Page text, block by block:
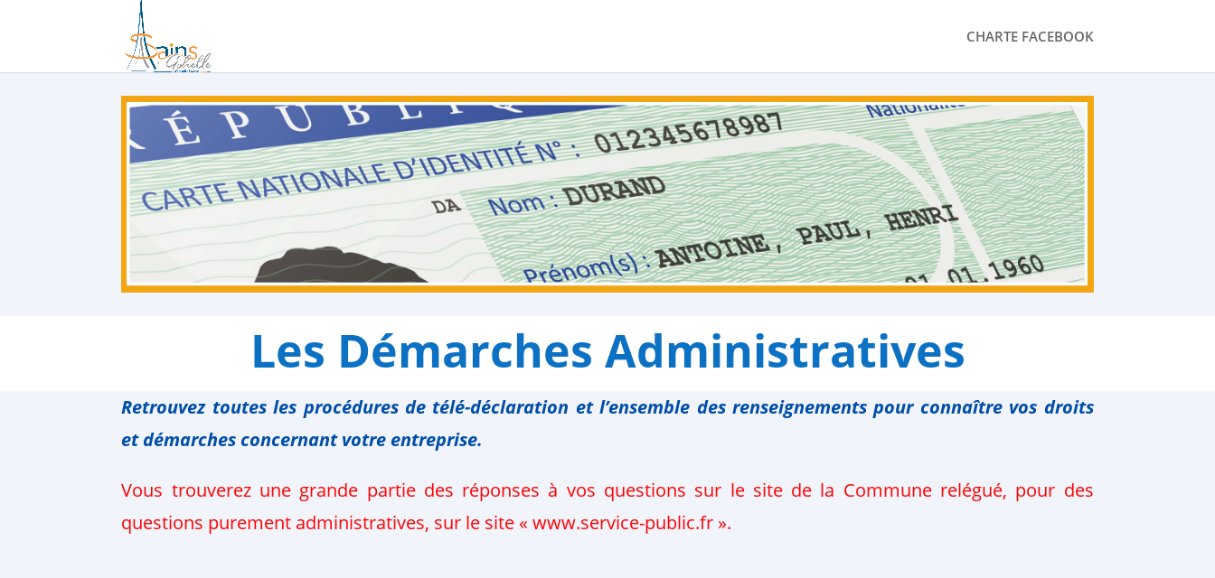
CHARTE FACEBOOK
Les Démarches Administratives
Retrouvez toutes les procédures de télé-déclaration et l’ensemble des renseignements pour connaître vos droits
etdémarches concernant votre entreprise.
Vous trouverez une grande partie des réponses à vos questions sur le site de la Commune relégué, pour des
questions purement administratives, sur le site « www.service-public.fr ».